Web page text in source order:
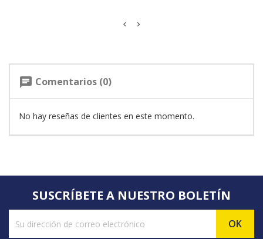
chat Comentarios (0)
No hay reseñas de clientes en este momento.
SUSCRÍBETE A NUESTRO BOLETÍN